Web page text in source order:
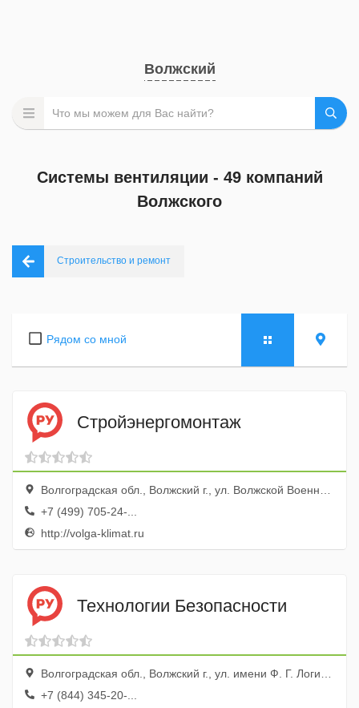
Волжский
Системы вентиляции - 49 компаний
Волжского
Строительство и ремонт
Рядом со мной
Стройэнергомонтаж
Волгоградская обл., Волжский г., ул. Волжской Военной Флотилии, 78б
+7 (499) 705-24-...
http://volga-klimat.ru
Технологии Безопасности
Волгоградская обл., Волжский г., ул. имени Ф. Г. Логинова, 23в, оф. 213
+7 (844) 345-20-...